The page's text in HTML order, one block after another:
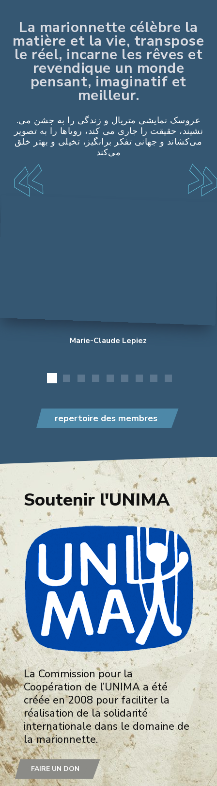
La marionnette célèbre la
matière et la vie, transpose
le réel, incarne les rêves et
revendique un monde
pensant, imaginatif et
meilleur.
.عروسک نمایشی متریال و زندگی را به جشن می
نشیند، حقیقت را جاری می کند، رویاها را به تصویر
می‌کشاند و جهانی تفکر برانگیز، تخیلی و بهتر خلق
می‌کند
Claude
Marie-Claude Lepiez
repertoire des membres
Soutenir l'UNIMA
La Commission pour la
Coopération de l’UNIMA a été
créée en 2008 pour faciliter la
réalisation de la solidarité
internationale dans le domaine de
la marionnette.
FAIRE UN DON